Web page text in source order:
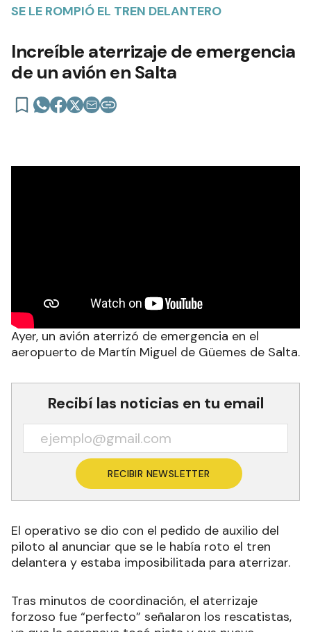
SE LE ROMPIÓ EL TREN DELANTERO
Increíble aterrizaje de emergencia
de un avión en Salta
Ayer, un avión aterrizó de emergencia en el
aeropuerto de Martín Miguel de Güemes de Salta.
Recibí las noticias en tu email
RECIBIR NEWSLETTER
El operativo se dio con el pedido de auxilio del
piloto al anunciar que se le había roto el tren
delantera y estaba imposibilitada para aterrizar.
Tras minutos de coordinación, el aterrizaje
forzoso fue “perfecto” señalaron los rescatistas,